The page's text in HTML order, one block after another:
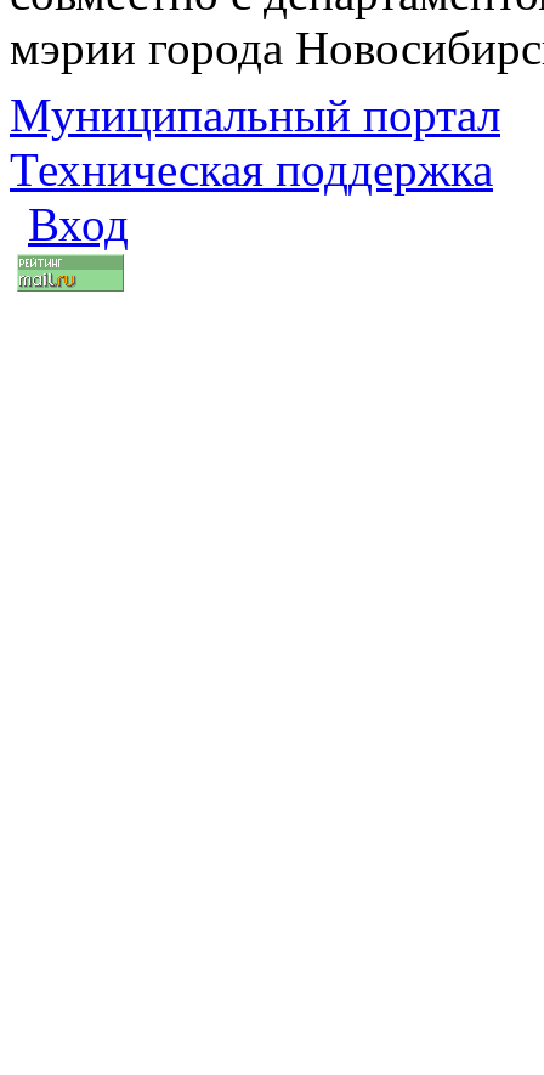
мэрии города
Муниципальный портал
Техническая поддержка
Вход